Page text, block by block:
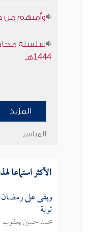
وأمنهم من
سلسلة
1444هـ
المزيد
المباشر
الأكثر استماعا
وبقى على
توبة
محمد حسين يعقوب